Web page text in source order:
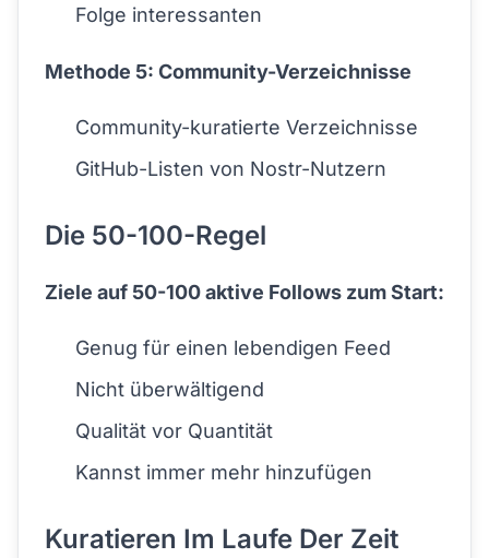
Folge interessanten
Methode 5: Community-Verzeichnisse
Community-kuratierte Verzeichnisse
GitHub-Listen von Nostr-Nutzern
Die 50-100-Regel
Ziele auf 50-100 aktive Follows zum Start:
Genug für einen lebendigen Feed
Nicht überwältigend
Qualität vor Quantität
Kannst immer mehr hinzufügen
Kuratieren Im Laufe Der Zeit